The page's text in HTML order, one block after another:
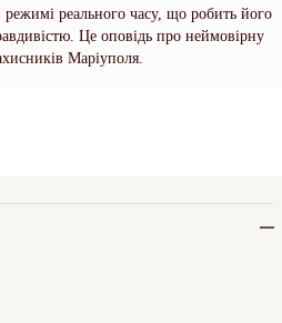
режимі реального часу, що робить його
Це оповідь про неймовірну
Маріуполя.